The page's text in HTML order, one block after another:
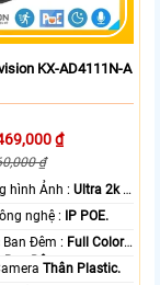
KX-AD4111N-A
₫
₫
hình Ảnh :Ultra 2k +
⚜️ Camera Công nghệ : IP POE.
❂ Xem Được Ban Đêm : Full Color
Ban Ðêm.Thân Plastic.